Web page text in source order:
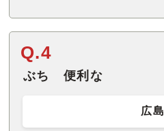
Q.4
ぶち 便利な
広島